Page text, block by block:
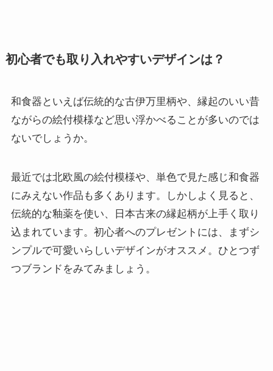
初心者でも取り入れやすいデザインは？
和食器といえば伝統的な古伊万里柄や、縁起のいい昔
ながらの絵付模様など思い浮かべることが多いのでは
ないでしょうか。
最近では北欧風の絵付模様や、単色で見た感じ和食器
にみえない作品も多くあります。しかしよく見ると、
伝統的な釉薬を使い、日本古来の縁起柄が上手く取り
込まれています。初心者へのプレゼントには、まずシ
ンプルで可愛いらしいデザインがオススメ。ひとつず
つブランドをみてみましょう。